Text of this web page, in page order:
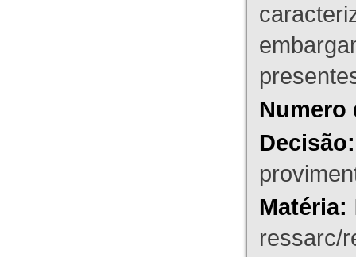
Numero
Decisão:
Matéria:
ressarc/